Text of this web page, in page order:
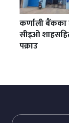
कर्णाली बैंकका
सीइओ
पक्राउ